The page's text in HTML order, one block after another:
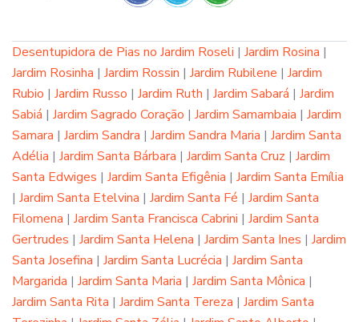
Desentupidora de Pias no Jardim Roseli | Jardim Rosina |
Jardim Rosinha | Jardim Rossin | Jardim Rubilene | Jardim
Rubio | Jardim Russo | Jardim Ruth | Jardim Sabará | Jardim
Sabiá | Jardim Sagrado Coração | Jardim Samambaia | Jardim
Samara | Jardim Sandra | Jardim Sandra Maria | Jardim Santa
Adélia | Jardim Santa Bárbara | Jardim Santa Cruz | Jardim
Santa Edwiges | Jardim Santa Efigênia | Jardim Santa Emília
| Jardim Santa Etelvina | Jardim Santa Fé | Jardim Santa
Filomena | Jardim Santa Francisca Cabrini | Jardim Santa
Gertrudes | Jardim Santa Helena | Jardim Santa Ines | Jardim
Santa Josefina | Jardim Santa Lucrécia | Jardim Santa
Margarida | Jardim Santa Maria | Jardim Santa Mônica |
Jardim Santa Rita | Jardim Santa Tereza | Jardim Santa